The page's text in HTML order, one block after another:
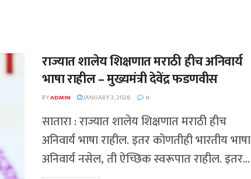
राज्यात शालेय शिक्षणात मराठी हीच अनिवार्य
भाषा राहील – मुख्यमंत्री देवेंद्र फडणवीस
BYADMIN JANUARY 3, 2026 0
सातारा : राज्यात शालेय शिक्षणात मराठी हीच
अनिवार्य भाषा राहील. इतर कोणतीही भारतीय भाषा
अनिवार्य नसेल, ती ऐच्छिक स्वरूपात राहील. इतर...